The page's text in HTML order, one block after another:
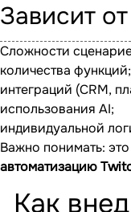
Зависит от
Сложности
количества функций;
интеграций (CRM,
использования AI;
индивидуальной
Важно понимать:
автоматизацию
Как